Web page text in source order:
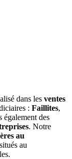
dans les ventes
: Faillites,
également des
. Notre
au
au